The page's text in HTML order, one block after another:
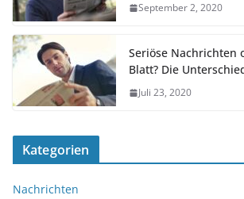
September 2, 2020
Seriöse Nachrichten
Blatt? Die
Juli 23, 2020
Kategorien
Nachrichten